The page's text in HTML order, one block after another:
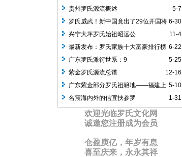
5-7
贵州罗氏源流概述
6-30
罗氏威武！新中国竟出了29位开国将
军，罗家人顶起！
11-4
兴宁大坪罗氏始祖昭远公
6-22
最新发布：罗氏家族十大富豪排行榜
5-25
广东罗氏派衍世系：9
12-16
紫金罗氏源流总谱
5-10
广东紫金部分罗氏祖籍地——福建上
杭大洋坝
1-31
名震海内外的信宜扶参罗
欢迎光临罗氏文化网
诚邀您注册成为会员
仓盈庾亿，年岁有息
喜至庆来，永永其祥